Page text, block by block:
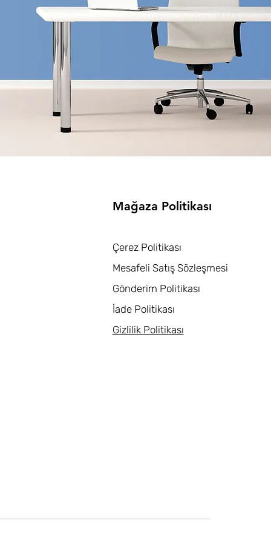
Mağaza Politikası
Çerez Politikası
Mesafeli Satış Sözleşmesi
Gönderim Politikası
İade Politikası
Gizlilik Politikası